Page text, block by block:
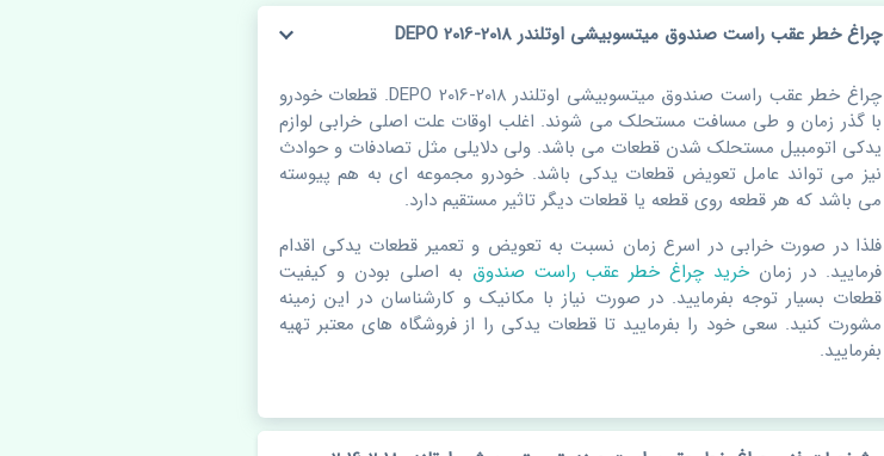
چراغ خطر عقب راست صندوق میتسوبیشی اوتلندر 2018-2016 DEPO
چراغ خطر عقب راست صندوق میتسوبیشی اوتلندر 2018-2016 DEPO. قطعات خودرو
با گذر زمان و طی مسافت مستحلک می شوند. اغلب اوقات علت اصلی خرابی لوازم
یدکی اتومبیل مستحلک شدن قطعات می باشد. ولی دلایلی مثل تصادفات و حوادث
نیز می تواند عامل تعویض قطعات یدکی باشد. خودرو مجموعه ای به هم پیوسته
می باشد که هر قطعه روی قطعه یا قطعات دیگر تاثیر مستقیم دارد.
فلذا در صورت خرابی در اسرع زمان نسبت به تعویض و تعمیر قطعات یدکی اقدام
فرمایید. در زمانخرید چراغ خطر عقب راست صندوق به اصلی بودن و کیفیت
قطعات بسیار توجه بفرمایید. در صورت نیاز با مکانیک و کارشناسان در این زمینه
مشورت کنید. سعی خود را بفرمایید تا قطعات یدکی را از فروشگاه های معتبر تهیه
بفرمایید.